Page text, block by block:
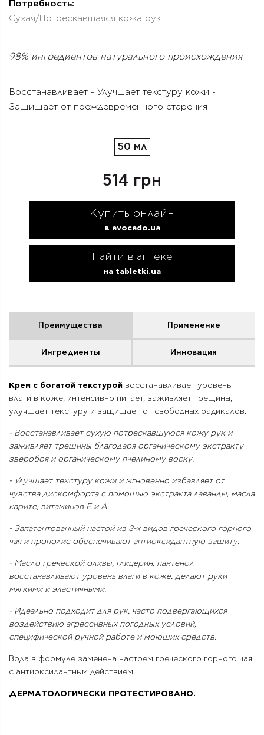
Потребность:
Сухая/Потрескавшаяся кожа рук
98% ингредиентов натурального происхождения
Восстанавливает - Улучшает текстуру кожи -
Защищает от преждевременного старения
50 мл
514 грн
Купить онлайн
в avocado.ua
Найти в аптеке
на tabletki.ua
Преимущества Применение
Ингредиенты Инновация
Крем с богатой текстурой восстанавливает уровень
влаги в коже, интенсивно питает, заживляет трещины,
улучшает текстуру и защищает от свободных радикалов.
- Восстанавливает сухую потрескавшуюся кожу рук и
заживляет трещины благодаря органическому экстракту
зверобоя и органическому пчелиному воску.
- Улучшает текстуру кожи и мгновенно избавляет от
чувства дискомфорта с помощью экстракта лаванды, масла
карите, витаминов Е и А.
- Запатентованный настой из 3-х видов греческого горного
чая и прополис обеспечивают антиоксидантную защиту.
- Масло греческой оливы, глицерин, пантенол
восстанавливают уровень влаги в коже, делают руки
мягкими и эластичными.
- Идеально подходит для рук, часто подвергающихся
воздействию агрессивных погодных условий,
специфической ручной работе и моющих средств.
Вода в формуле заменена настоем греческого горного чая
с антиоксидантным действием.
ДЕРМАТОЛОГИЧЕСКИ ПРОТЕСТИРОВАНО.